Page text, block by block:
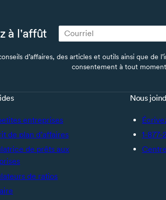
à l'affût
d’affaires, des articles et outils ainsi que
consentement à tout
entreprises
de plan d’affaires
de prêts aux
de ratios
Nous
1-